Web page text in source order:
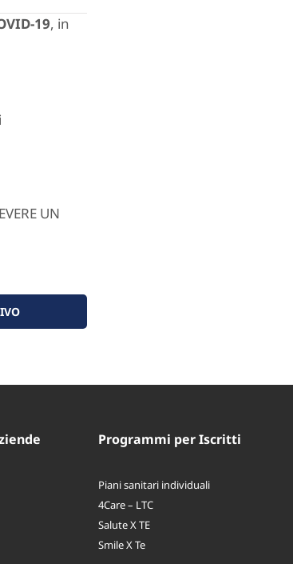
19, in
UN
Programmi per Iscritti
Piani sanitari individuali
4Care – LTC
Salute X TE
Smile X Te